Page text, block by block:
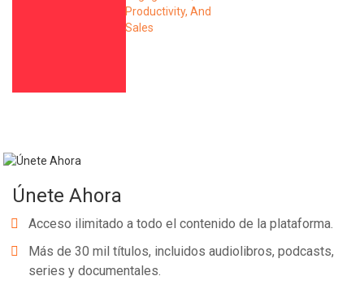
Únete Ahora
Acceso ilimitado a todo el contenido de la plataforma.
Más de 30 mil títulos, incluidos audiolibros, podcasts,
series y documentales.